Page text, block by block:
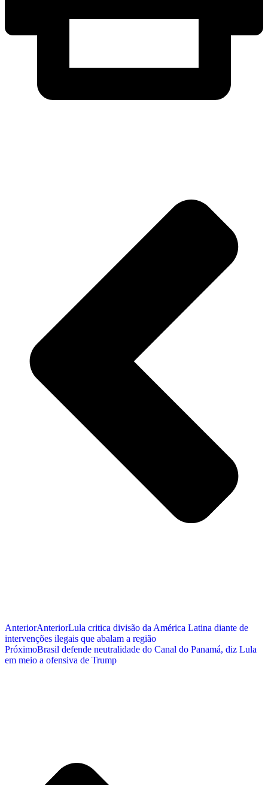
AnteriorAnteriorLula critica divisão da América Latina diante de
intervenções ilegais que abalam a região
PróximoBrasil defende neutralidade do Canal do Panamá, diz Lula
em meio a ofensiva de Trump